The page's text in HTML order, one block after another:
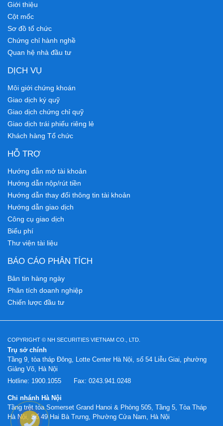
Giới thiệu
Cột mốc
Sơ đồ tổ chức
Chứng chỉ hành nghề
Quan hệ nhà đầu tư
DỊCH VỤ
Môi giới chứng khoán
Giao dịch ký quỹ
Giao dịch chứng chỉ quỹ
Giao dịch trái phiếu riêng lẻ
Khách hàng Tổ chức
HỖ TRỢ
Hướng dẫn mở tài khoản
Hướng dẫn nộp/rút tiền
Hướng dẫn thay đổi thông tin tài khoản
Hướng dẫn giao dịch
Công cụ giao dịch
Biểu phí
Thư viện tài liệu
BÁO CÁO PHÂN TÍCH
Bản tin hàng ngày
Phân tích doanh nghiệp
Chiến lược đầu tư
COPYRIGHT © NH SECURITIES VIETNAM CO., LTD.
Trụ sở chính
Tầng 9, tòa tháp Đông, Lotte Center Hà Nội, số 54 Liễu Giai, phường
Giảng Võ, Hà Nội
Hotline: 1900.1055 Fax: 0243.941.0248
Chi nhánh Hà Nội
Tầng trệt tòa Somerset Grand Hanoi & Phòng 505, Tầng 5, Tòa Tháp
Hà Nội, Số 49 Hai Bà Trưng, Phường Cửa Nam, Hà Nội